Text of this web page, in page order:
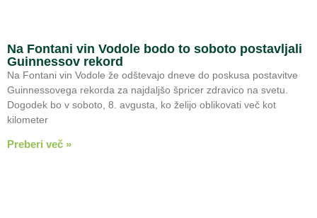
Na Fontani vin Vodole bodo to soboto postavljali
Guinnessov rekord
Na Fontani vin Vodole že odštevajo dneve do poskusa postavitve
Guinnessovega rekorda za najdaljšo špricer zdravico na svetu.
Dogodek bo v soboto, 8. avgusta, ko želijo oblikovati več kot
kilometer
Preberi več »